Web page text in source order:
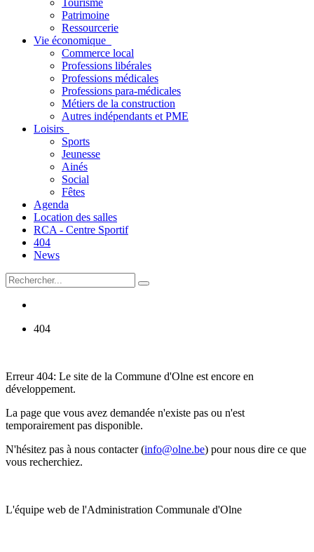
Tourisme
Patrimoine
Ressourcerie
Vie économique
Commerce local
Professions libérales
Professions médicales
Professions para-médicales
Métiers de la construction
Autres indépendants et PME
Loisirs
Sports
Jeunesse
Ainés
Social
Fêtes
Agenda
Location des salles
RCA - Centre Sportif
404
News
404
Erreur 404: Le site de la Commune d'Olne est encore en
développement.
La page que vous avez demandée n'existe pas ou n'est
temporairement pas disponible.
N'hésitez pas à nous contacter (info@olne.be) pour nous dire ce que
vous recherchiez.
L'équipe web de l'Administration Communale d'Olne